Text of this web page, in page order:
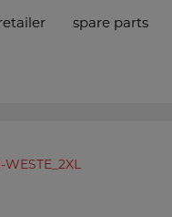
spare parts
WESTE_2XL